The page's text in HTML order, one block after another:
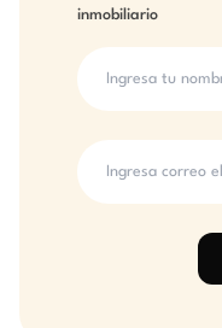
inmobiliario